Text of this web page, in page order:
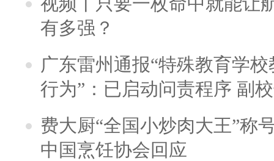
有多强？
广东雷州通报“特殊教育学
行为”：已启动问责程序 副
费大厨“全国小炒肉大王”称
中国烹饪协会回应